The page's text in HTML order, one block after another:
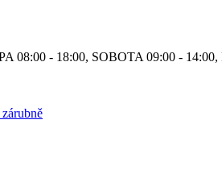
08:00 - 18:00, SOBOTA 09:00 -